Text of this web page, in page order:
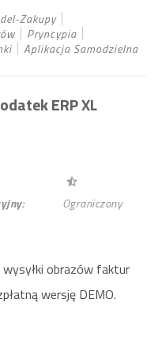
Zakupy
Pryncypia
Aplikacja Samodzielna
ERP XL
Ograniczony
obrazów faktur
wersję DEMO.